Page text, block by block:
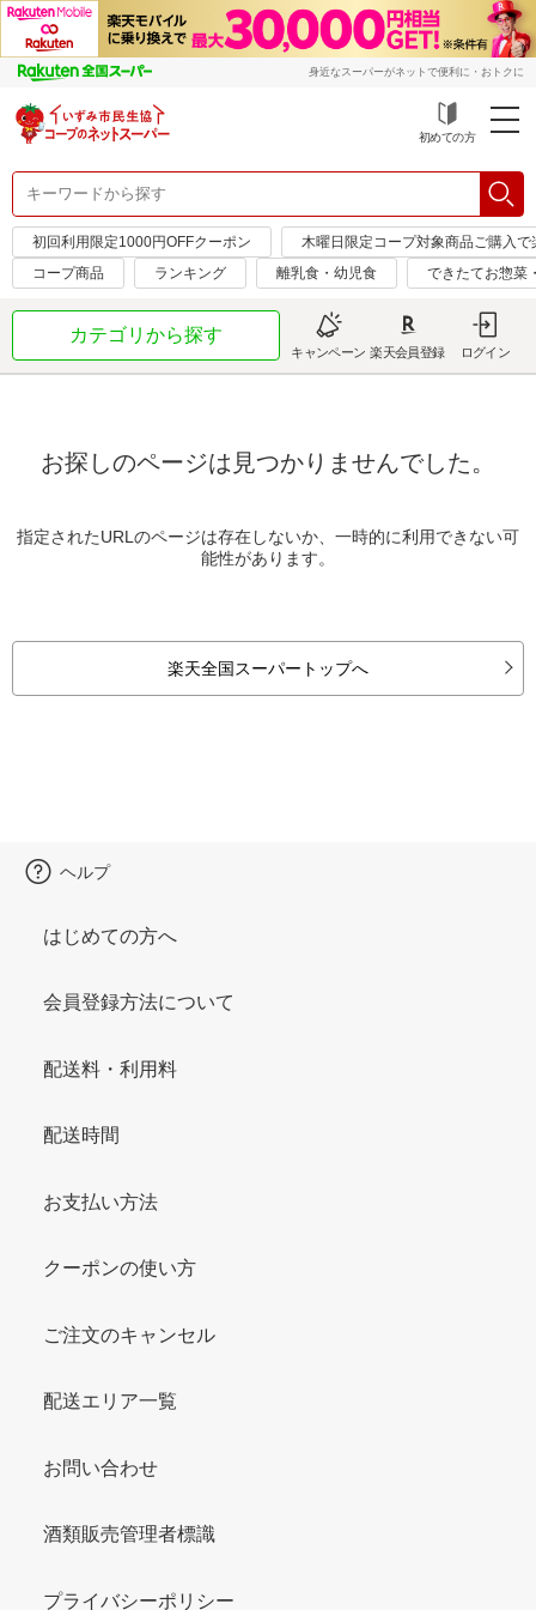
身近なスーパーがネットで便利に・おトクに
初めての方
初回利用限定1000円OFFクーポン
木曜日限定コープ対象商品ご購入
コープ商品
ランキング 離乳食・幼児食 できたてお惣菜
カテゴリから探す
キャンペーン 楽天会員登録 ログイン
お探しのページは見つかりませんでした。
指定されたURLのページは存在しないか、一時的に利用できない可
能性があります。
楽天全国スーパートップへ
ヘルプ
はじめての方へ
会員登録方法について
配送料・利用料
配送時間
お支払い方法
クーポンの使い方
ご注文のキャンセル
配送エリア一覧
お問い合わせ
酒類販売管理者標識
プライバシーポリシー